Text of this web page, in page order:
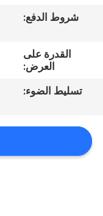
اطلب
اقتباس
الموقع
PRIVACY
شروط الدفع:
القدرة على
العرض:
تسليط الضوء: